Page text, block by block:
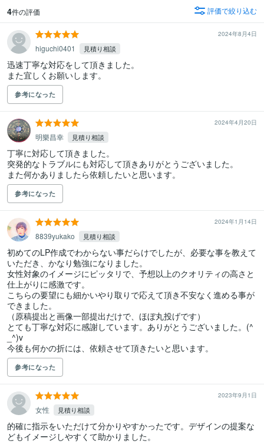
4件の評価 評価で絞り込む
2024年8月4日
higuchi0401 見積り相談
迅速丁寧な対応をして頂きました。
また宜しくお願いします。
参考になった
2024年4月20日
明樂昌幸 見積り相談
丁寧に対応して頂きました。
突発的なトラブルにも対応して頂きありがとうございました。
また何かありましたら依頼したいと思います。
参考になった
2024年1月14日
8839yukako 見積り相談
初めてのLP作成でわからない事だらけでしたが、必要な事を教えて
いただき、かなり勉強になりました。
女性対象のイメージにピッタリで、予想以上のクオリティの高さと
仕上がりに感激です。
こちらの要望にも細かいやり取りで応えて頂き不安なく進める事が
できました。
（原稿提出と画像一部提出だけで、ほぼ丸投げです）
とても丁寧な対応に感謝しています。ありがとうございました。(^
_^)v
今後も何かの折には、依頼させて頂きたいと思います。
参考になった
2023年9月1日
女性 見積り相談
的確に指示をいただけて分かりやすかったです。デザインの提案な
どもイメージしやすくて助かりました。